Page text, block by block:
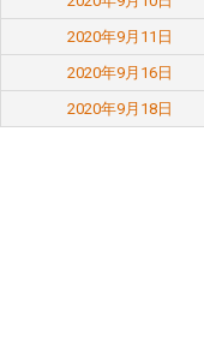
2020年9月11日
2020年9月16日
2020年9月18日